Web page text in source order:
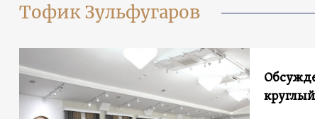
Тофик Зульфугаров